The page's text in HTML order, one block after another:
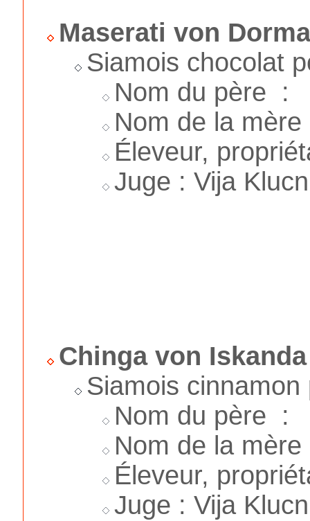
Maserati von
Siamois chocolat
Nom du père :
Nom de la mère
Éleveur,
Juge : Vija
Chinga von Iskanda
Siamois
Nom du père :
Nom de la mère
Éleveur,
Juge : Vija